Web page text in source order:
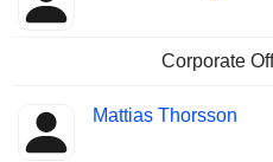
Corporate
Mattias Thorsson